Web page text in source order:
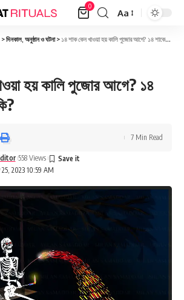
0
Font
Resizer
Aa
>দিনকাল, অনুষ্ঠান ও ঘটনা> ১৪ শাক কেন খাওয়া হয় কালি পুজোর আগে? ১৪ শাকের গুরুত্ব কি?
হয় কালি পুজোর আগে? ১৪
2023 10:59 AM
558 Views
7 Min Read